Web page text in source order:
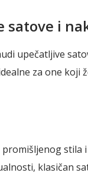
satove i
upečatljive
za one
stila
klasičan